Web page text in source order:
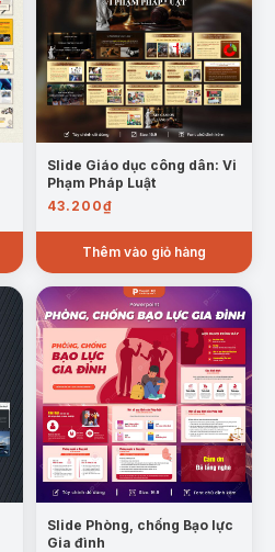
Slide Giáo dục công dân: Vi
Phạm Pháp Luật
43.200₫
Thêm vào giỏ hàng
Slide Phòng, chống Bạo lực
Gia đình